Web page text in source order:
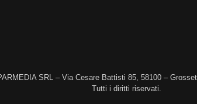
SRL – Via Cesare Battisti 85, 58100 –
Tutti i diritti riservati.